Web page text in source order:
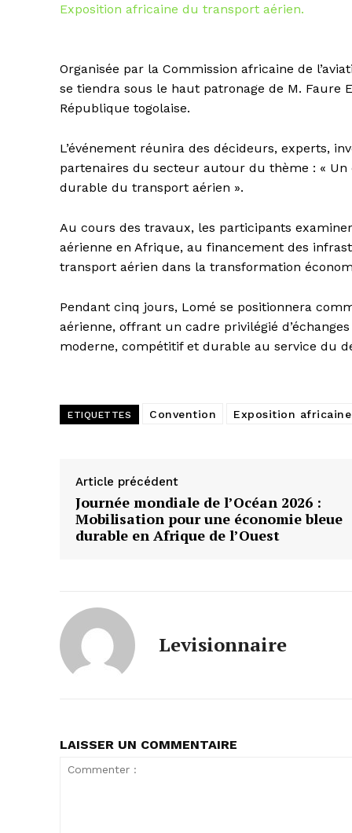
Exposition africaine du transport aérien.
Organisée par la Commission africaine de
se tiendra sous le haut patronage de M. Faure
République togolaise.
L’événement réunira des décideurs, experts,
partenaires du secteur autour du thème : «
durable du transport aérien ».
Au cours des travaux, les participants
aérienne en Afrique, au financement des
transport aérien dans la transformation
Pendant cinq jours, Lomé se positionnera
aérienne, offrant un cadre privilégié
moderne, compétitif et durable au service du
ETIQUETTES Convention Exposition
Article précédent
Journée mondiale de l’Océan 2026 :
Mobilisation pour une économie bleue
durable en Afrique de l’Ouest
Levisionnaire
LAISSER UN COMMENTAIRE